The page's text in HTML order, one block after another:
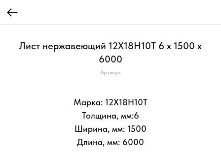
Лист нержавеющий 12Х18Н10Т 6 х 1500 х
6000
Артикул:
Марка: 12Х18Н10Т
Толщина, мм:6
Ширина, мм: 1500
Длина, мм: 6000